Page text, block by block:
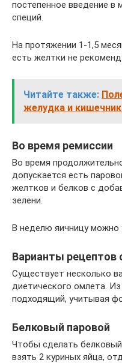
постепенное введение в
специй.
На протяжении 1-1,5
есть желтки не
Читайте также:
желудка и
Во время ремиссии
Во время
допускается есть
желтков и белков с
зелени.
В неделю яичницу можно
Варианты рецептов
Существует несколько
диетического омлета.
подходящий, учитывая
Белковый паровой
Чтобы сделать
взять 2 куриных яйца,